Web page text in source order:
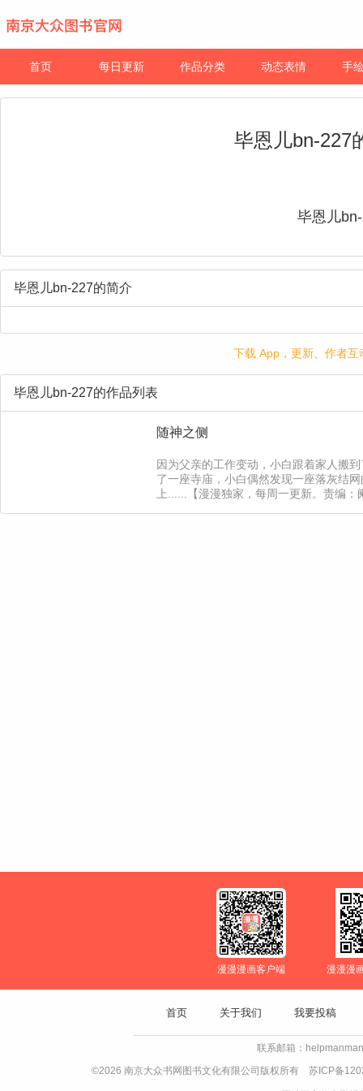
首页 每日更新 作品分类 动态表情 手
毕恩儿bn-227
毕恩儿
毕恩儿bn-227的简介
下载 App，更新、作者
毕恩儿bn-227的作品列表
随神之侧
因为父亲的工作变动，小白跟着家人搬
了一座寺庙，小白偶然发现一座落灰结
上......【漫漫独家，每周一更新。责编：
漫漫漫画客户端 漫漫漫
首页 关于我们 我要投稿
联系邮箱：
©2026 南京大众书网图书文化有限公司版权所有 苏ICP备